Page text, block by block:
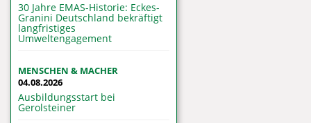
30 Jahre EMAS-Historie: Eckes-
Granini Deutschland bekräftigt
langfristiges
Umweltengagement
MENSCHEN & MACHER
04.08.2026
Ausbildungsstart bei
Gerolsteiner